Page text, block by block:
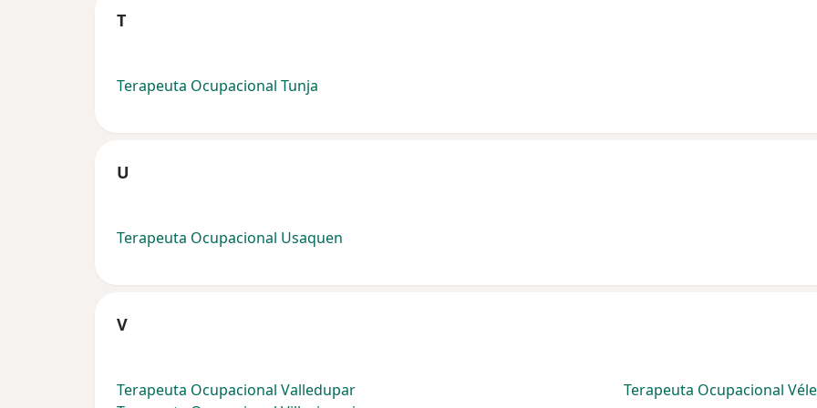
T
Terapeuta Ocupacional Tunja
U
Terapeuta Ocupacional Usaquen
V
Terapeuta Ocupacional Valledupar
Terapeuta Ocupacional